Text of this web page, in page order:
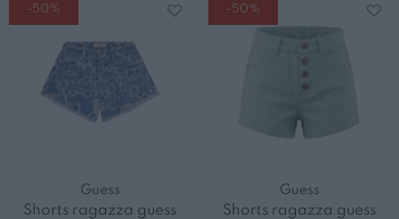
-50%
Guess
Shorts ragazza guess
-50%
Guess
Shorts ragazza guess